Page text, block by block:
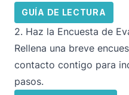
GUÍA DE LECTURA
2. Haz la Encuesta de
Rellena una breve
contacto contigo para
pasos.